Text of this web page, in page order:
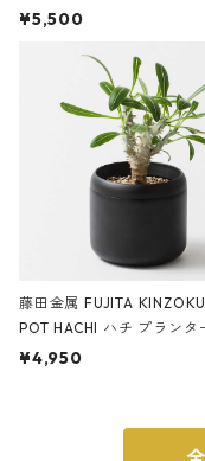
サンドカラー 石調 ideaco
¥5,500
藤田金属 FUJITA
POT HACHI ハチ プランタ
ト 3号 ブラック
¥4,950